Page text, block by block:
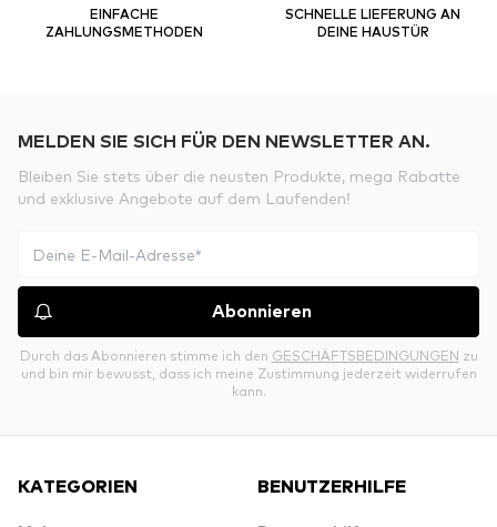
EINFACHE
ZAHLUNGSMETHODEN
SCHNELLE LIEFERUNG AN
DEINE HAUSTÜR
MELDEN SIE SICH FÜR DEN NEWSLETTER AN.
Bleiben Sie stets über die neusten Produkte, mega Rabatte
und exklusive Angebote auf dem Laufenden!
Abonnieren
Durch das Abonnieren stimme ich den GESCHÄFTSBEDINGUNGEN zu
und bin mir bewusst, dass ich meine Zustimmung jederzeit widerrufen
kann.
KATEGORIEN BENUTZERHILFE